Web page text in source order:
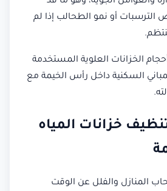
أو نمو الطحالب إذا لم
الخزانات العلوية المستخدمة
السكنية داخل رأس الخيمة مع
خزانات المياه
المنازل والفلل عن الوقت